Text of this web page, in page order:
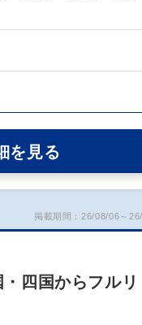
を見る
掲載期間：26/08/06～
四国からフルリ